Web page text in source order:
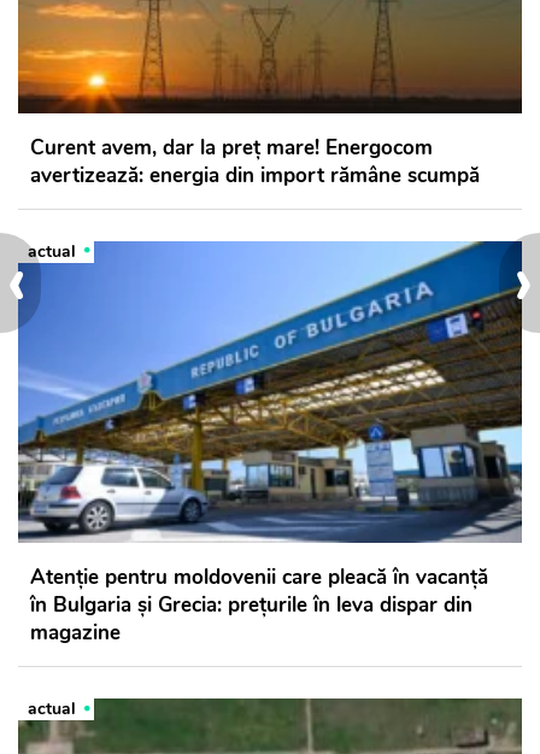
›
‹
Curent avem, dar la preț mare! Energocom
avertizează: energia din import rămâne scumpă
actual
Atenție pentru moldovenii care pleacă în vacanță
în Bulgaria și Grecia: prețurile în leva dispar din
magazine
actual